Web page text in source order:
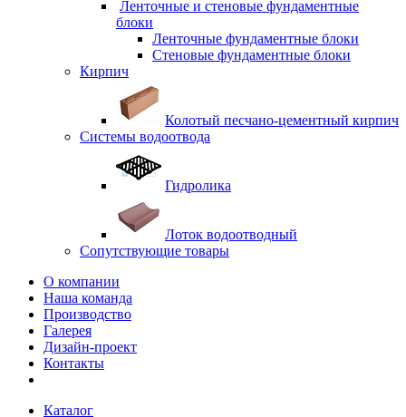
Ленточные и стеновые фундаментные
блоки
Ленточные фундаментные блоки
Стеновые фундаментные блоки
Кирпич
Колотый песчано-цементный кирпич
Системы водоотвода
Гидролика
Лоток водоотводный
Сопутствующие товары
О компании
Наша команда
Производство
Галерея
Дизайн-проект
Контакты
Каталог